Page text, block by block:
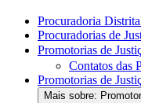
Procuradoria
Procuradorias de
Promotorias de
Contatos das
Promotorias de
Mais sobre: